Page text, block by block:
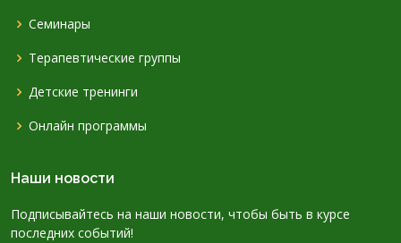
Семинары
Терапевтические группы
Детские тренинги
Онлайн программы
Наши новости
Подписывайтесь на наши новости, чтобы быть в курсе
последних событий!